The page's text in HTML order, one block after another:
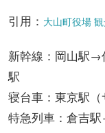
引用： 大山町役場
新幹線：岡山駅→
駅
寝台車：東京駅
特急列車：倉吉